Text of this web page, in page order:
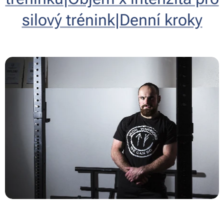
silový trénink|Denní kroky